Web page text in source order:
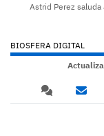
Astrid Perez
BIOSFERA DIGITAL